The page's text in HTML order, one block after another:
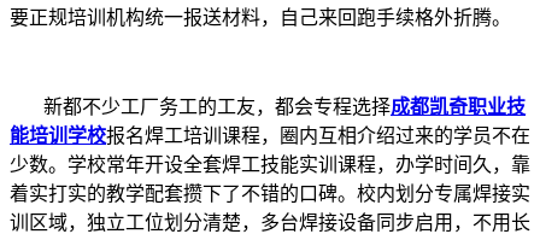
要正规培训机构统一报送材料，自己来回跑手续格外折腾。
新都不少工厂务工的工友，都会专程选择成都凯奇职业技
能培训学校报名焊工培训课程，圈内互相介绍过来的学员不在
少数。学校常年开设全套焊工技能实训课程，办学时间久，靠
着实打实的教学配套攒下了不错的口碑。校内划分专属焊接实
训区域，独立工位划分清楚，多台焊接设备同步启用，不用长